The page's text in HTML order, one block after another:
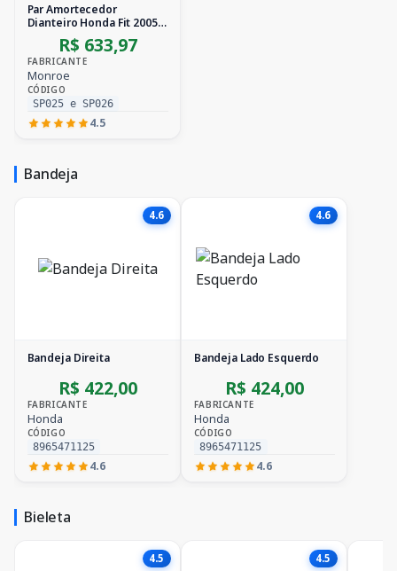
Par Amortecedor
Dianteiro Honda Fit 2005
2006 2007 2008
R$ 633,97
FABRICANTE
Monroe
CÓDIGO
SP025 e SP026
4.5
Bandeja
4.6
Bandeja Direita
R$ 422,00
FABRICANTE
Honda
CÓDIGO
8965471125
4.6
4.6
Bandeja Lado Esquerdo
R$ 424,00
FABRICANTE
Honda
CÓDIGO
8965471125
4.6
Bieleta
4.5 4.5